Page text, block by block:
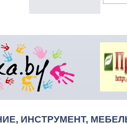
ИНСТРУМЕНТ,